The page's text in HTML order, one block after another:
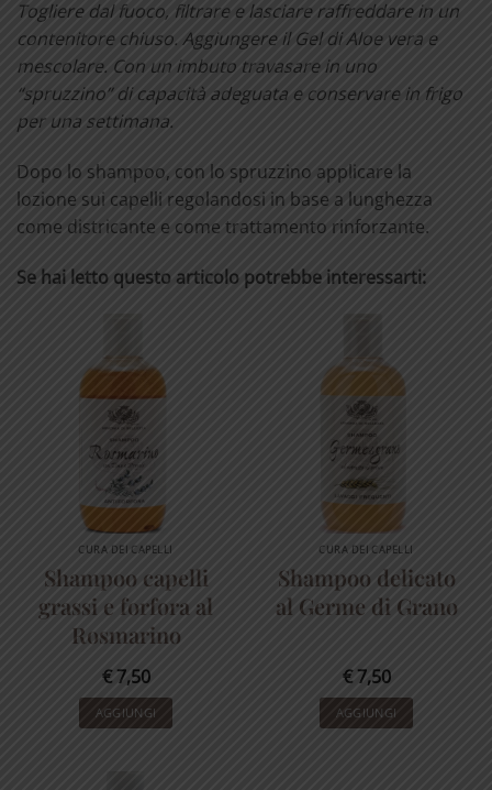
Togliere dal fuoco, filtrare e lasciare raffreddare in un
contenitore chiuso. Aggiungere il Gel di Aloe vera e
mescolare. Con un imbuto travasare in uno
“spruzzino” di capacità adeguata e conservare in frigo
per una settimana.
Dopo lo shampoo, con lo spruzzino applicare la
lozione sui capelli regolandosi in base a lunghezza
come districante e come trattamento rinforzante.
Se hai letto questo articolo potrebbe interessarti:
CURA DEI CAPELLI
Shampoo capelli
grassi e forfora al
Rosmarino
€7,50
AGGIUNGI
CURA DEI CAPELLI
Shampoo delicato
al Germe di Grano
€7,50
AGGIUNGI